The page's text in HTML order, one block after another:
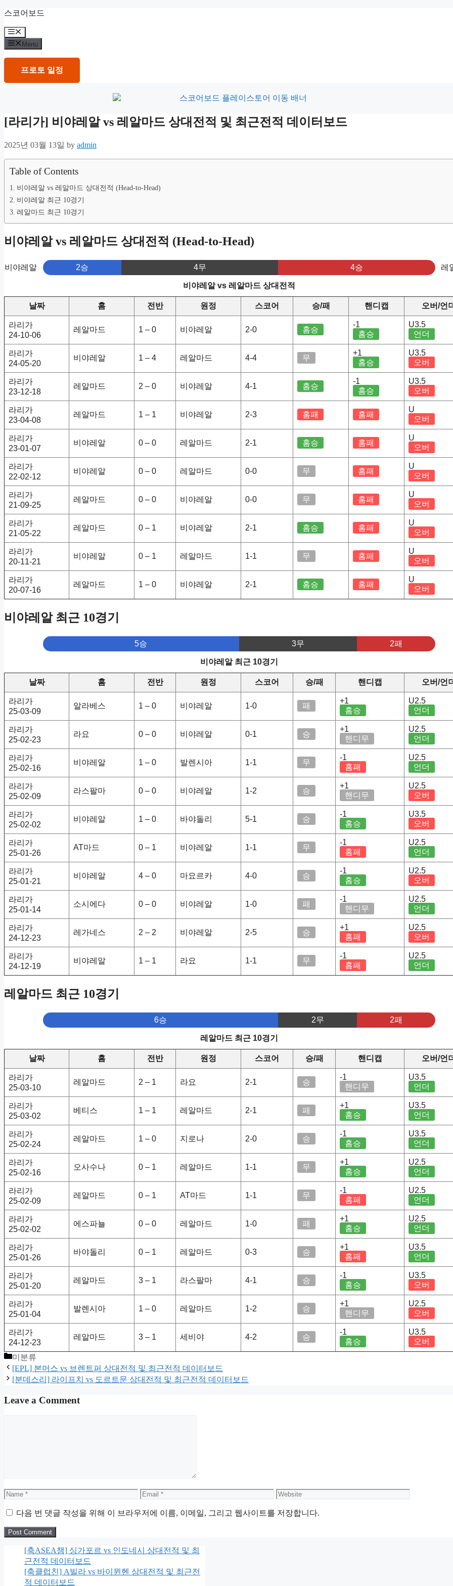
Skip
content
스코어보드
Menu
Menu
프로토 일정
[라리가] 비야레알 vs 레알마드 상대전적 및 최근전적 데이터보드
2025년 03월 13일 by admin
Table of Contents
비야레알 vs 레알마드 상대전적 (Head-to-Head)
비야레알 최근 10경기
레알마드 최근 10경기
비야레알 vs 레알마드 상대전적 (Head-to-Head)
비야레알 2승 4무 4승 레
비야레알 vs 레알마드 상대전적
날짜 홈 전반 원정 스코어 승/패 핸디캡 오버/언
라리가
24-10-06
레알마드 1 – 0 비야레알 2-0 홈승
-1
홈승
U3.5
언더
라리가
24-05-20
비야레알 1 – 4 레알마드 4-4 무
+1
홈승
U3.5
오버
라리가
23-12-18
레알마드 2 – 0 비야레알 4-1 홈승
-1
홈승
U3.5
오버
라리가
23-04-08
레알마드 1 – 1 비야레알 2-3 홈패 홈패
U
오버
라리가
23-01-07
비야레알 0 – 0 레알마드 2-1 홈승 홈패
U
오버
라리가
22-02-12
비야레알 0 – 0 레알마드 0-0 무 홈패
U
오버
라리가
21-09-25
레알마드 0 – 0 비야레알 0-0 무 홈패
U
오버
라리가
21-05-22
레알마드 0 – 1 비야레알 2-1 홈승 홈패
U
오버
라리가
20-11-21
비야레알 0 – 1 레알마드 1-1 무 홈패
U
오버
라리가
20-07-16
레알마드 1 – 0 비야레알 2-1 홈승 홈패
U
오버
비야레알 최근 10경기
5승 3무 2패
비야레알 최근 10경기
날짜 홈 전반 원정 스코어 승/패 핸디캡 오버/언
라리가
25-03-09
알라베스 1 – 0 비야레알 1-0 패
+1
홈승
U2.5
언더
라리가
25-02-23
라요 0 – 0 비야레알 0-1 승
+1
핸디무
U2.5
언더
라리가
25-02-16
비야레알 1 – 0 발렌시아 1-1 무
-1
홈패
U2.5
언더
라리가
25-02-09
라스팔마 0 – 0 비야레알 1-2 승
+1
핸디무
U2.5
오버
라리가
25-02-02
비야레알 1 – 0 바야돌리 5-1 승
-1
홈승
U3.5
오버
라리가
25-01-26
AT마드 0 – 1 비야레알 1-1 무
-1
홈패
U2.5
언더
라리가
25-01-21
비야레알 4 – 0 마요르카 4-0 승
-1
홈승
U2.5
오버
라리가
25-01-14
소시에다 0 – 0 비야레알 1-0 패
-1
핸디무
U2.5
언더
라리가
24-12-23
레가네스 2 – 2 비야레알 2-5 승
+1
홈패
U2.5
오버
라리가
24-12-19
비야레알 1 – 1 라요 1-1 무
-1
홈패
U2.5
언더
레알마드 최근 10경기
6승 2무 2패
레알마드 최근 10경기
날짜 홈 전반 원정 스코어 승/패 핸디캡 오버/언
라리가
25-03-10
레알마드 2 – 1 라요 2-1 승
-1
핸디무
U3.5
언더
라리가
25-03-02
베티스 1 – 1 레알마드 2-1 패
+1
홈승
U3.5
언더
라리가
25-02-24
레알마드 1 – 0 지로나 2-0 승
-1
홈승
U3.5
언더
라리가
25-02-16
오사수나 0 – 1 레알마드 1-1 무
+1
홈승
U2.5
언더
라리가
25-02-09
레알마드 0 – 1 AT마드 1-1 무
-1
홈패
U2.5
언더
라리가
25-02-02
에스파뇰 0 – 0 레알마드 1-0 패
+1
홈승
U2.5
언더
라리가
25-01-26
바야돌리 0 – 1 레알마드 0-3 승
+1
홈패
U3.5
언더
라리가
25-01-20
레알마드 3 – 1 라스팔마 4-1 승
-1
홈승
U3.5
오버
라리가
25-01-04
발렌시아 1 – 0 레알마드 1-2 승
+1
핸디무
U2.5
오버
라리가
24-12-23
레알마드 3 – 1 세비야 4-2 승
-1
홈승
U3.5
오버
Categories
미분류
[EPL] 본머스 vs 브렌트퍼 상대전적 및 최근전적 데이터보드
[분데스리] 라이프치 vs 도르트문 상대전적 및 최근전적 데이터보드
Leave a Comment
Name Email Website
다음 번 댓글 작성을 위해 이 브라우저에 이름, 이메일, 그리고 웹사이트를 저장합니다.
[축ASEA챔] 싱가포르 vs 인도네시 상대전적 및 최
근전적 데이터보드
[축클럽친] A빌라 vs 바이뮌헨 상대전적 및 최근전
적 데이터보드